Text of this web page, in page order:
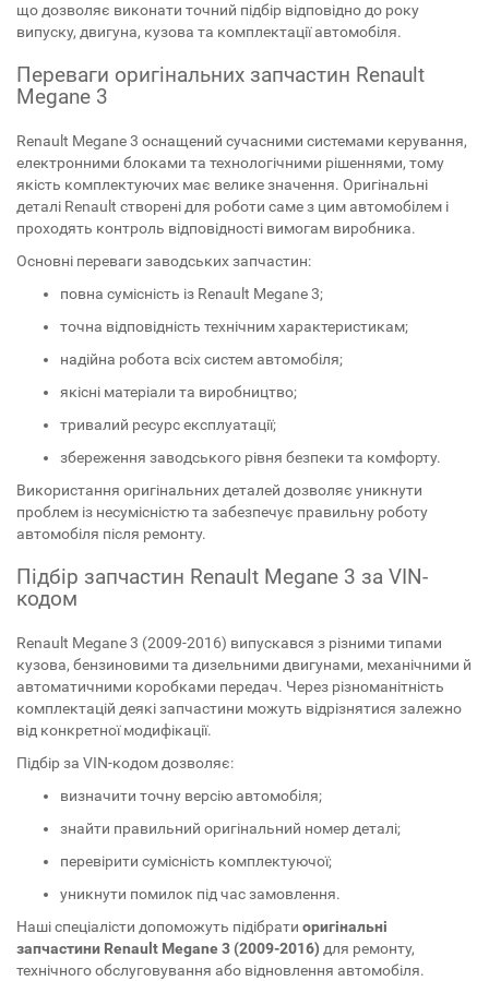
що дозволяє виконати точний підбір відповідно до року
випуску, двигуна, кузова та комплектації автомобіля.
Переваги оригінальних запчастин Renault
Megane 3
Renault Megane 3 оснащений сучасними системами керування,
електронними блоками та технологічними рішеннями, тому
якість комплектуючих має велике значення. Оригінальні
деталі Renault створені для роботи саме з цим автомобілем і
проходять контроль відповідності вимогам виробника.
Основні переваги заводських запчастин:
повна сумісність із Renault Megane 3;
точна відповідність технічним характеристикам;
надійна робота всіх систем автомобіля;
якісні матеріали та виробництво;
тривалий ресурс експлуатації;
збереження заводського рівня безпеки та комфорту.
Використання оригінальних деталей дозволяє уникнути
проблем із несумісністю та забезпечує правильну роботу
автомобіля після ремонту.
Підбір запчастин Renault Megane 3 за VIN-
кодом
Renault Megane 3 (2009-2016) випускався з різними типами
кузова, бензиновими та дизельними двигунами, механічними й
автоматичними коробками передач. Через різноманітність
комплектацій деякі запчастини можуть відрізнятися залежно
від конкретної модифікації.
Підбір за VIN-кодом дозволяє:
визначити точну версію автомобіля;
знайти правильний оригінальний номер деталі;
перевірити сумісність комплектуючої;
уникнути помилок під час замовлення.
Наші спеціалісти допоможуть підібрати оригінальні
запчастини Renault Megane 3 (2009-2016) для ремонту,
технічного обслуговування або відновлення автомобіля.